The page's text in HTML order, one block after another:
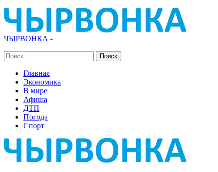
ЧЫРВОНКА -
Главная
Экономика
В мире
Афиша
ДТП
Погода
Спорт